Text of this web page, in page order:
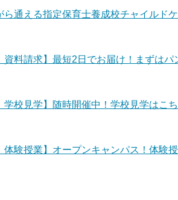
ら通える指定保育士養成校チャイルド
料請求】最短2日でお届け！まずはパ
校見学】随時開催中！学校見学はこ
験授業】オープンキャンパス！体験